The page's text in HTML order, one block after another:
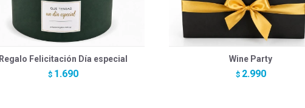
Regalo Felicitación Día especial
$ 1.690
Wine Party
$ 2.990